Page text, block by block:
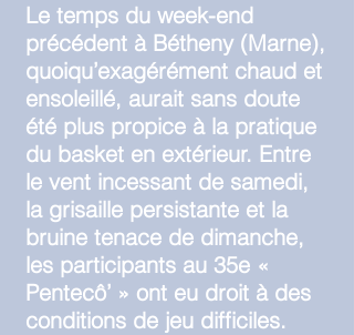
Le temps du week-end
précédent à Bétheny (Marne),
quoiqu’exagérément chaud et
ensoleillé, aurait sans doute
été plus propice à la pratique
du basket en extérieur. Entre
le vent incessant de samedi,
la grisaille persistante et la
bruine tenace de dimanche,
les participants au 35e «
Pentecô’ » ont eu droit à des
conditions de jeu difficiles.